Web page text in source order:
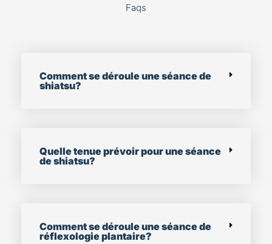
Faqs
Comment se déroule une séance de
shiatsu?
Quelle tenue prévoir pour une séance
de shiatsu?
Comment se déroule une séance de
réflexologie plantaire?